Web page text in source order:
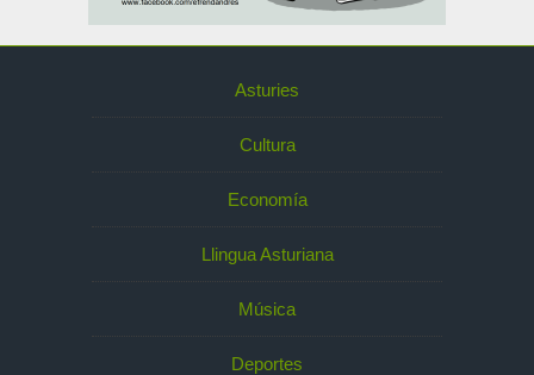
Asturies
Cultura
Economía
Llingua Asturiana
Música
Deportes